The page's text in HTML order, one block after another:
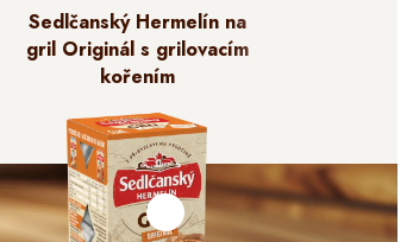
Sedlčanský Hermelín na
gril Originál s grilovacím
kořením